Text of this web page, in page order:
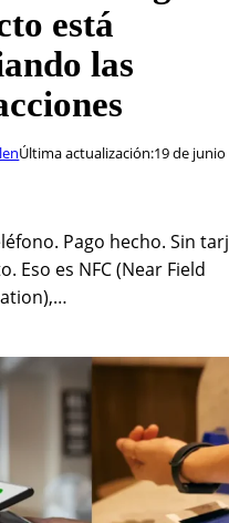
está
las
Última actualización:19 de junio
Pago hecho. Sin
Eso es NFC (Near Field